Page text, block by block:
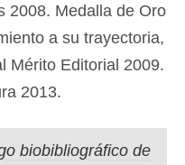
2008. Medalla de Oro
a su trayectoria,
Mérito Editorial 2009.
2013.
biobibliográfico de